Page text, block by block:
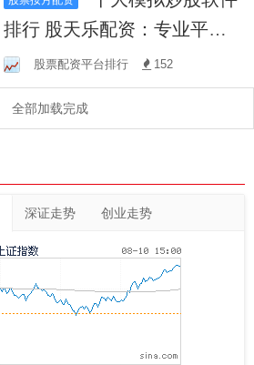
排行 股天乐配资：专业平
台，助您轻松炒股！
股票配资平台排行 152
全部加载完成
深证走势 创业走势